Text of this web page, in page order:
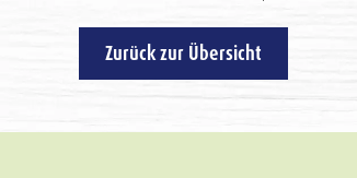
Zurück zur Übersicht